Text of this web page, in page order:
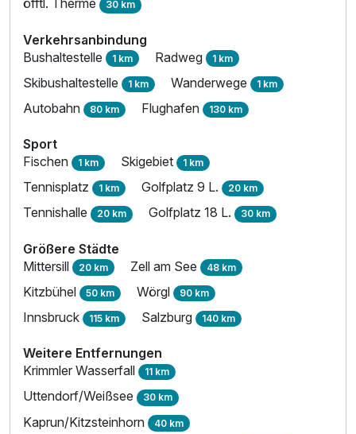
öfftl. Therme 30 km
Verkehrsanbindung
Bushaltestelle 1 km Radweg 1 km
Skibushaltestelle 1 km Wanderwege 1 km
Autobahn 80 km Flughafen 130 km
Sport
Fischen 1 km Skigebiet 1 km
Tennisplatz 1 km Golfplatz 9 L. 20 km
Tennishalle 20 km Golfplatz 18 L. 30 km
Größere Städte
Mittersill 20 km Zell am See 48 km
Kitzbühel 50 km Wörgl 90 km
Innsbruck 115 km Salzburg 140 km
Weitere Entfernungen
Krimmler Wasserfall 11 km
Uttendorf/Weißsee 30 km
Kaprun/Kitzsteinhorn 40 km